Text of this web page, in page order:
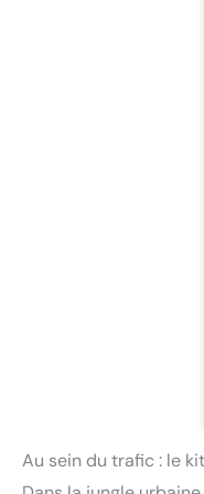
Au sein du trafic : le